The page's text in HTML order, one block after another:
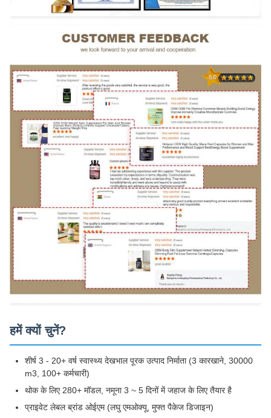
हमें क्यों चुनें?
शीर्ष 3 - 20+ वर्ष स्वास्थ्य देखभाल पूरक उत्पाद निर्माता (3 कारखाने, 30000
m3, 100+ कर्मचारी)
थोक के लिए 280+ मॉडल, नमूना 3 ~ 5 दिनों में जहाज के लिए तैयार है
प्राइवेट लेबल ब्रांड ओईएम (लघु एमओक्यू, मुफ्त पैकेज डिजाइन)